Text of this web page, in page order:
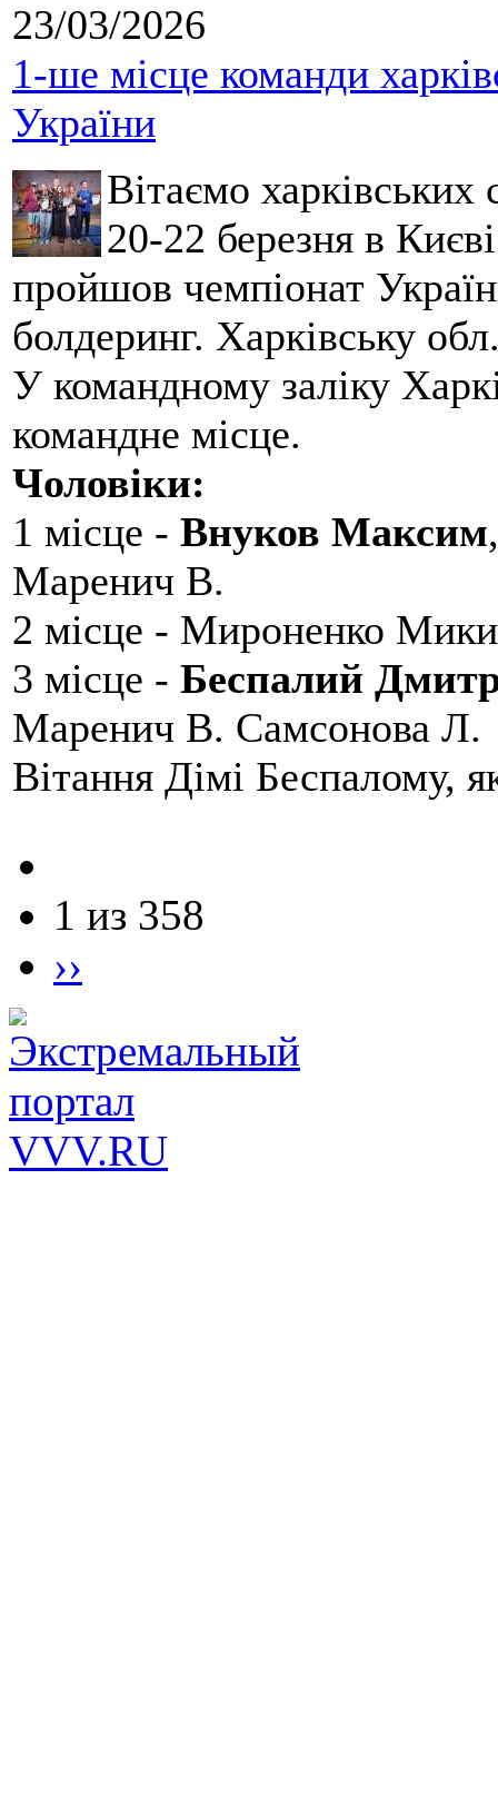
23/03/2026
1-ше місце команди
України
Вітаємо
20-22 березня в
пройшов чемпіонат
болдеринг. Харківську
У командному заліку
командне місце.
Чоловіки:
1 місце - Внуков Максим
Маренич В.
2 місце - Мироненко
3 місце - Беспалий
Маренич В. Самсонова Л.
Вітання Дімі Беспалому,
1 из 358
››